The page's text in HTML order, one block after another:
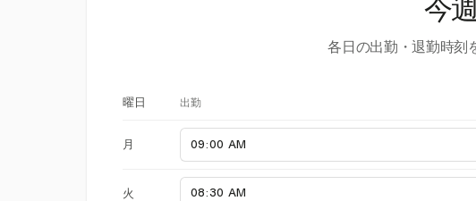
今
各日の出勤・退勤時刻
曜日 出勤
月
火